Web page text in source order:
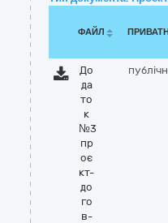
ФАЙЛ
До
да
то
к
№3
пр
оє
кт-
до
го
в-